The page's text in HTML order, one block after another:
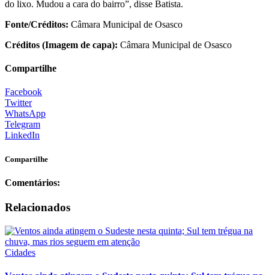
do lixo. Mudou a cara do bairro”, disse Batista.
Fonte/Créditos: Câmara Municipal de Osasco
Créditos (Imagem de capa): Câmara Municipal de Osasco
Compartilhe
Facebook
Twitter
WhatsApp
Telegram
LinkedIn
Compartilhe
Comentários:
Relacionados
Cidades